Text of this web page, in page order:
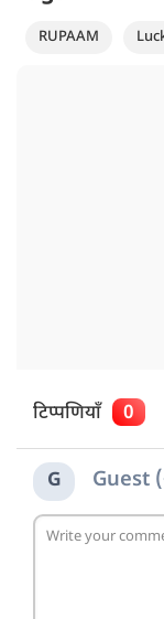
RUPAAM
टिप्पणियाँ 0
G Guest